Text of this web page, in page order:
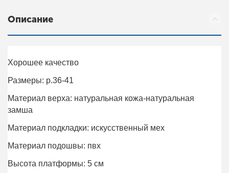
Описание
Хорошее качество
Размеры: р.36-41
Материал верха: натуральная кожа-натуральная
замша
Материал подкладки: искусственный мех
Материал подошвы: пвх
Высота платформы: 5 см